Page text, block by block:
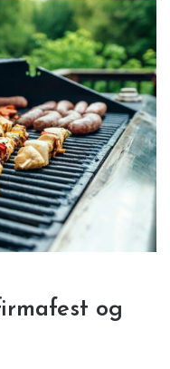
og